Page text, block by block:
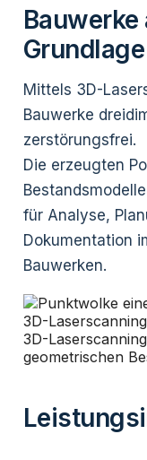
Grundlage
Mittels 3D-
Bauwerke
zerstörungsfrei.
Die erzeugten
für Analyse,
Dokumentation
Bauwerken.
3D-
geometrischen